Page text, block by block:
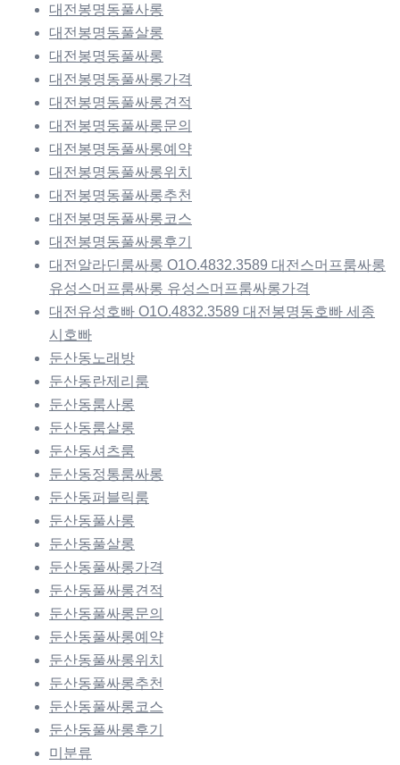
대전봉명동풀사롱
대전봉명동풀살롱
대전봉명동풀싸롱
대전봉명동풀싸롱가격
대전봉명동풀싸롱견적
대전봉명동풀싸롱문의
대전봉명동풀싸롱예약
대전봉명동풀싸롱위치
대전봉명동풀싸롱추천
대전봉명동풀싸롱코스
대전봉명동풀싸롱후기
대전알라딘룸싸롱 O1O.4832.3589 대전스머프룸싸롱
유성스머프룸싸롱 유성스머프룸싸롱가격
대전유성호빠 O1O.4832.3589 대전봉명동호빠 세종
시호빠
둔산동노래방
둔산동란제리룸
둔산동룸사롱
둔산동룸살롱
둔산동셔츠룸
둔산동정통룸싸롱
둔산동퍼블릭룸
둔산동풀사롱
둔산동풀살롱
둔산동풀싸롱가격
둔산동풀싸롱견적
둔산동풀싸롱문의
둔산동풀싸롱예약
둔산동풀싸롱위치
둔산동풀싸롱추천
둔산동풀싸롱코스
둔산동풀싸롱후기
미분류